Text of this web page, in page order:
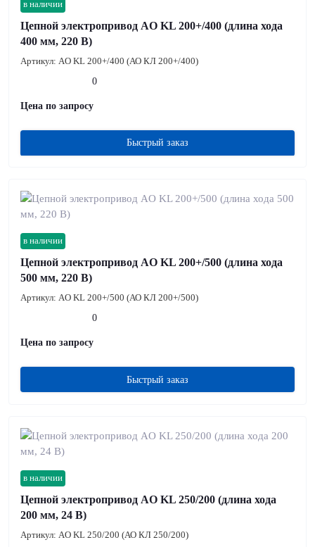
в наличии
Цепной электропривод AO KL 200+/400 (длина хода
400 мм, 220 В)
Артикул: AO KL 200+/400 (АО КЛ 200+/400)
0
Цена по запросу
Быстрый заказ
в наличии
Цепной электропривод AO KL 200+/500 (длина хода
500 мм, 220 В)
Артикул: AO KL 200+/500 (АО КЛ 200+/500)
0
Цена по запросу
Быстрый заказ
в наличии
Цепной электропривод AO KL 250/200 (длина хода
200 мм, 24 В)
Артикул: AO KL 250/200 (АО КЛ 250/200)